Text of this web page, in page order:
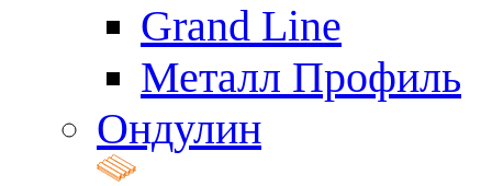
Grand Line
Металл Профиль
Ондулин